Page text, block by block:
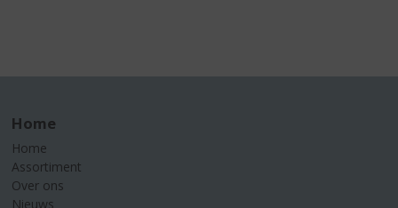
Home
Home
Assortiment
Over ons
Nieuws